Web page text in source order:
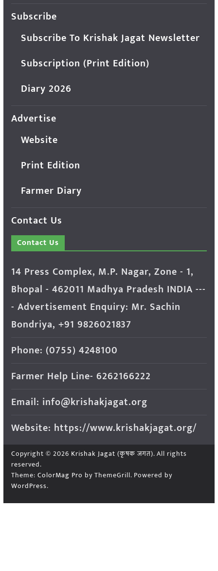
Subscribe
Subscribe To Krishak Jagat Newsletter
Subscription (Print Edition)
Diary 2026
Advertise
Website
Print Edition
Farmer Diary
Contact Us
Contact Us
14 Press Complex, M.P. Nagar, Zone - 1,
Bhopal - 462011 Madhya Pradesh INDIA ---
- Advertisement Enquiry: Mr. Sachin
Bondriya, +91 9826021837
Phone: (0755) 4248100
Farmer Help Line- 6262166222
Email: info@krishakjagat.org
Website: https://www.krishakjagat.org/
Copyright © 2026 Krishak Jagat (कृषक जगत). All rights
reserved.
Theme: ColorMag Pro by ThemeGrill. Powered by
WordPress.